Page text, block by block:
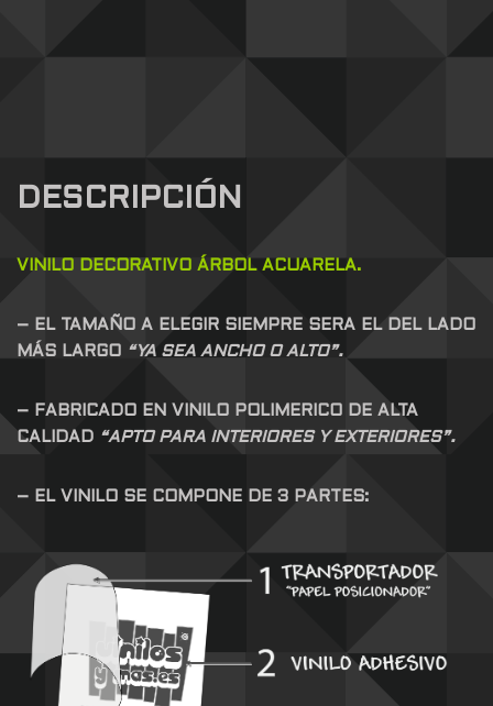
DESCRIPCIÓN
VINILO DECORATIVO ÁRBOL ACUARELA.
– EL TAMAÑO A ELEGIR SIEMPRE SERA EL DEL LADO
MÁS LARGO “YA SEA ANCHO O ALTO”.
– FABRICADO EN VINILO POLIMERICO DE ALTA
CALIDAD “APTO PARA INTERIORES Y EXTERIORES”.
– EL VINILO SE COMPONE DE 3 PARTES: